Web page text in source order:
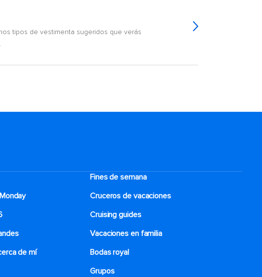
tipos de vestimenta sugeridos que verás
Fines de semana
Cruceros de vacaciones
Cruising guides
Vacaciones en familia
de mí
Bodas royal
Grupos